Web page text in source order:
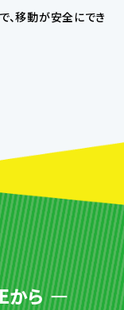
、移動が安全にでき
から